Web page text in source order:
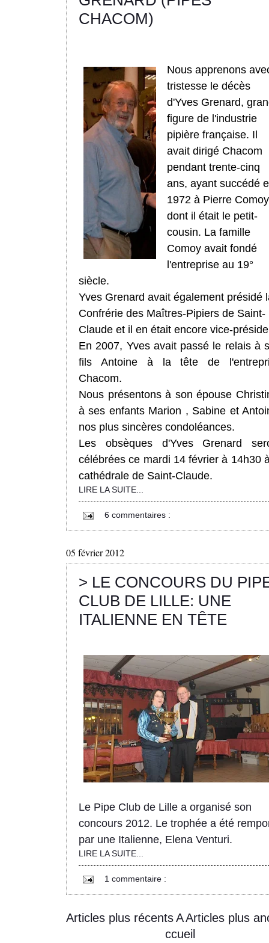
CHACOM)
Nous apprenons
tristesse le décès
d'Yves Grenard,
figure de l'industrie
pipière française. Il
avait dirigé Chacom
pendant trente-cinq
ans, ayant succédé
1972 à Pierre
dont il était le petit-
cousin. La famille
Comoy avait fondé
l'entreprise au 19°
siècle.
Yves Grenard avait également présidé
Confrérie des Maîtres-Pipiers de Saint-
Claude et il en était encore vice-
En 2007, Yves avait passé le relais à
fils Antoine à la tête de
Chacom.
Nous présentons à son épouse
à ses enfants Marion , Sabine et
nos plus sincères condoléances.
Les obsèques d'Yves Grenard
célébrées ce mardi 14 février à 14h30
cathédrale de Saint-Claude.
LIRE LA SUITE...
6 commentaires :
05 février 2012
> LE CONCOURS DU
CLUB DE LILLE: UNE
ITALIENNE EN TÊTE
Le Pipe Club de Lille a organisé son
concours 2012. Le trophée a été
par une Italienne, Elena Venturi.
LIRE LA SUITE...
1 commentaire :
Articles plus récents Articles plus
A
ccueil